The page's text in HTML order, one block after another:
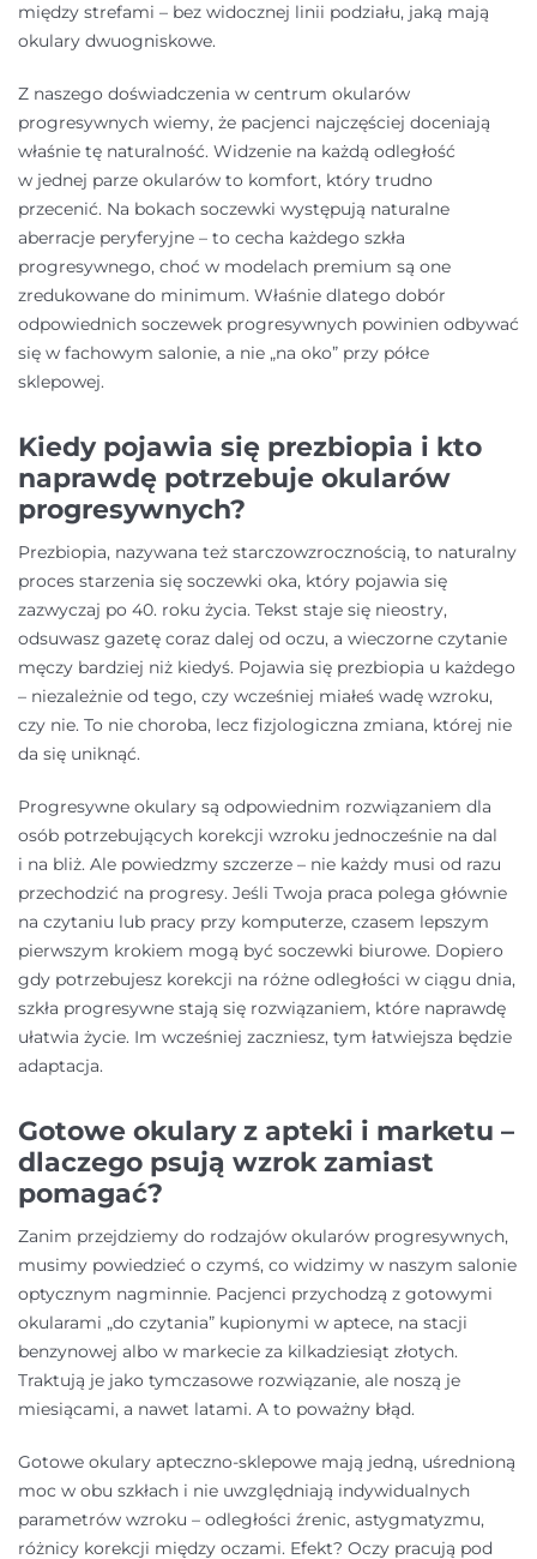
między strefami – bez widocznej linii podziału, jaką mają
okulary dwuogniskowe.
Z naszego doświadczenia w centrum okularów
progresywnych wiemy, że pacjenci najczęściej doceniają
właśnie tę naturalność. Widzenie na każdą odległość
w jednej parze okularów to komfort, który trudno
przecenić. Na bokach soczewki występują naturalne
aberracje peryferyjne – to cecha każdego szkła
progresywnego, choć w modelach premium są one
zredukowane do minimum. Właśnie dlatego dobór
odpowiednich soczewek progresywnych powinien odbywać
się w fachowym salonie, a nie „na oko” przy półce
sklepowej.
Kiedy pojawia się prezbiopia i kto
naprawdę potrzebuje okularów
progresywnych?
Prezbiopia, nazywana też starczowzrocznością, to naturalny
proces starzenia się soczewki oka, który pojawia się
zazwyczaj po 40. roku życia. Tekst staje się nieostry,
odsuwasz gazetę coraz dalej od oczu, a wieczorne czytanie
męczy bardziej niż kiedyś. Pojawia się prezbiopia u każdego
– niezależnie od tego, czy wcześniej miałeś wadę wzroku,
czy nie. To nie choroba, lecz fizjologiczna zmiana, której nie
da się uniknąć.
Progresywne okulary są odpowiednim rozwiązaniem dla
osób potrzebujących korekcji wzroku jednocześnie na dal
i na bliż. Ale powiedzmy szczerze – nie każdy musi od razu
przechodzić na progresy. Jeśli Twoja praca polega głównie
na czytaniu lub pracy przy komputerze, czasem lepszym
pierwszym krokiem mogą być soczewki biurowe. Dopiero
gdy potrzebujesz korekcji na różne odległości w ciągu dnia,
szkła progresywne stają się rozwiązaniem, które naprawdę
ułatwia życie. Im wcześniej zaczniesz, tym łatwiejsza będzie
adaptacja.
Gotowe okulary z apteki i marketu –
dlaczego psują wzrok zamiast
pomagać?
Zanim przejdziemy do rodzajów okularów progresywnych,
musimy powiedzieć o czymś, co widzimy w naszym salonie
optycznym nagminnie. Pacjenci przychodzą z gotowymi
okularami „do czytania” kupionymi w aptece, na stacji
benzynowej albo w markecie za kilkadziesiąt złotych.
Traktują je jako tymczasowe rozwiązanie, ale noszą je
miesiącami, a nawet latami. A to poważny błąd.
Gotowe okulary apteczno-sklepowe mają jedną, uśrednioną
moc w obu szkłach i nie uwzględniają indywidualnych
parametrów wzroku – odległości źrenic, astygmatyzmu,
różnicy korekcji między oczami. Efekt? Oczy pracują pod